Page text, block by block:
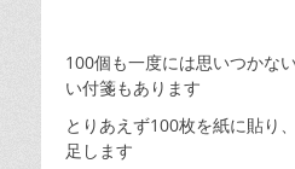
100個も一度には思いつかな
い付箋もあります
とりあえず100枚を紙に貼り
足します